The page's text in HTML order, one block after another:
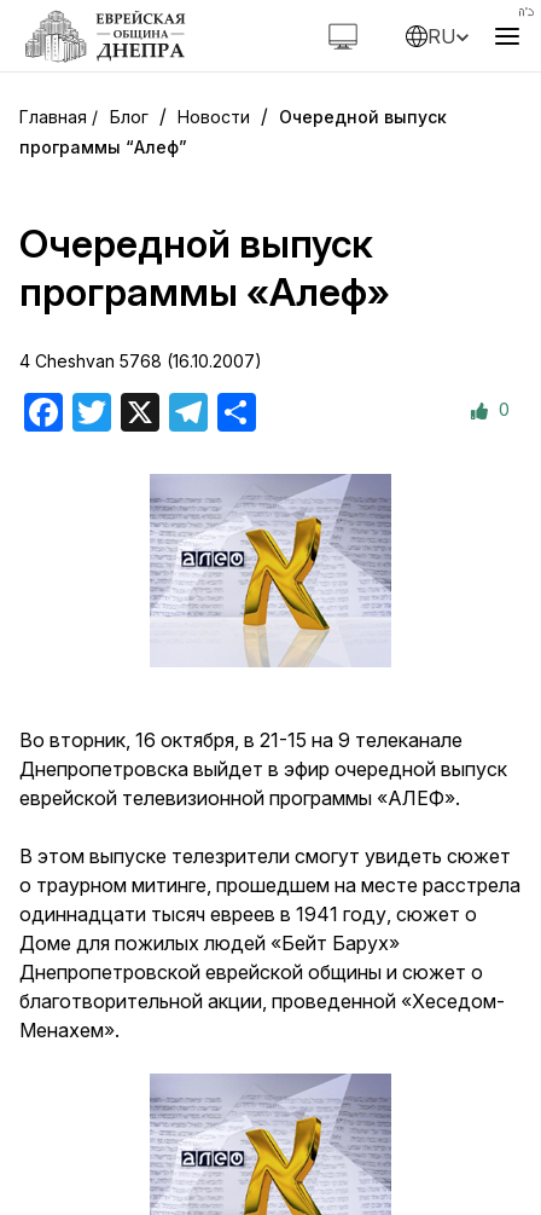
RU
Блог / Новости / Очередной выпуск
программы “Алеф”
Очередной выпуск
программы «Алеф»
4 Cheshvan 5768 (16.10.2007)
Facebook
Twitter Telegram 0
Во вторник, 16 октября, в 21-15 на 9 телеканале
Днепропетровска выйдет в эфир очередной выпуск
еврейской телевизионной программы «АЛЕФ».
В этом выпуске телезрители смогут увидеть сюжет
о траурном митинге, прошедшем на месте расстрела
одиннадцати тысяч евреев в 1941 году, сюжет о
Доме для пожилых людей «Бейт Барух»
Днепропетровской еврейской общины и сюжет о
благотворительной акции, проведенной «Хеседом-
Менахем».